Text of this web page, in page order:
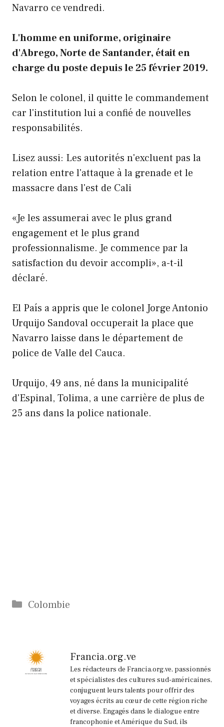
Navarro ce vendredi.
L'homme en uniforme, originaire
d'Abrego, Norte de Santander, était en
charge du poste depuis le 25 février 2019.
Selon le colonel, il quitte le commandement
car l'institution lui a confié de nouvelles
responsabilités.
Lisez aussi: Les autorités n'excluent pas la
relation entre l'attaque à la grenade et le
massacre dans l'est de Cali
«Je les assumerai avec le plus grand
engagement et le plus grand
professionnalisme. Je commence par la
satisfaction du devoir accompli», a-t-il
déclaré.
El País a appris que le colonel Jorge Antonio
Urquijo Sandoval occuperait la place que
Navarro laisse dans le département de
police de Valle del Cauca.
Urquijo, 49 ans, né dans la municipalité
d'Espinal, Tolima, a une carrière de plus de
25 ans dans la police nationale.
Catégories
Colombie
Francia.org.ve
Les rédacteurs de Francia.org.ve, passionnés
et spécialistes des cultures sud-américaines,
conjuguent leurs talents pour offrir des
voyages écrits au cœur de cette région riche
et diverse. Engagés dans le dialogue entre
francophonie et Amérique du Sud, ils